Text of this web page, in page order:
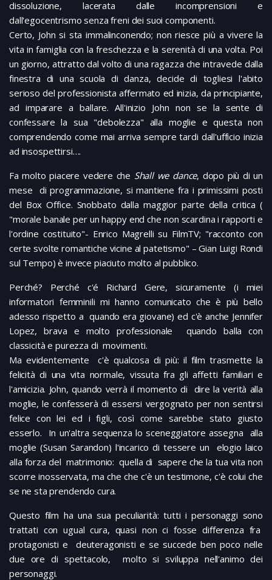
dissoluzione, lacerata dalle incomprensioni e
dall'egocentrismo senza freni dei suoi componenti.
Certo, John si sta immalinconendo; non riesce più a vivere la
vita in famiglia con la freschezza e la serenità di una volta. Poi
un giorno, attratto dal volto di una ragazza che intravede dalla
finestra di una scuola di danza, decide di togliesi l'abito
serioso del professionista affermato ed inizia, da principiante,
ad imparare a ballare. All'inizio John non se la sente di
confessare la sua "debolezza" alla moglie e questa non
comprendendo come mai arriva sempre tardi dall'ufficio inizia
ad insospettirsi….
Fa molto piacere vedere che Shall we dance, dopo più di un
mese di programmazione, si mantiene fra i primissimi posti
del Box Office. Snobbato dalla maggior parte della critica (
"morale banale per un happy end che non scardina i rapporti e
l'ordine costituito"- Enrico Magrelli su FilmTV; "racconto con
certe svolte romantiche vicine al patetismo" – Gian Luigi Rondi
sul Tempo) è invece piaciuto molto al pubblico.
Perché? Perché c'é Richard Gere, sicuramente (i miei
informatori femminili mi hanno comunicato che è più bello
adesso rispetto a quando era giovane) ed c'è anche Jennifer
Lopez, brava e molto professionale quando balla con
classicità e purezza di movimenti.
Ma evidentemente c'è qualcosa di più: il film trasmette la
felicità di una vita normale, vissuta fra gli affetti familiari e
l'amicizia. John, quando verrà il momento di dire la verità alla
moglie, le confesserà di essersi vergognato per non sentirsi
felice con lei ed i figli, così come sarebbe stato giusto
esserlo. In un'altra sequenza lo sceneggiatore assegna alla
moglie (Susan Sarandon) l'incarico di tessere un elogio laico
alla forza del matrimonio: quella di sapere che la tua vita non
scorre inosservata, ma che che c'è un testimone, c'è colui che
se ne sta prendendo cura.
Questo film ha una sua peculiarità: tutti i personaggi sono
trattati con ugual cura, quasi non ci fosse differenza fra
protagonisti e deuteragonisti e se succede ben poco nelle
due ore di spettacolo, molto si sviluppa nell'animo dei
personaggi.